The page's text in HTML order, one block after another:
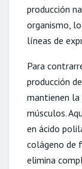
producción
organismo,
líneas de
Para
producción
mantienen
músculos.
en ácido
colágeno de
elimina